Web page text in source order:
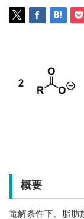
概要
電解条件下、脂肪